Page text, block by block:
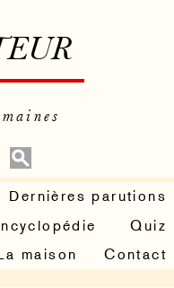
Dernières parutions
Quiz
maison Contact